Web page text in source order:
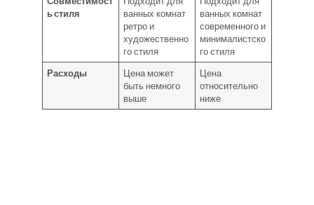
ь стиля
ванных комнат
ретро и
художественно
го стиля
ванных комнат
современного и
минималистско
го стиля
Расходы
Цена может
быть немного
выше
Цена
относительно
ниже